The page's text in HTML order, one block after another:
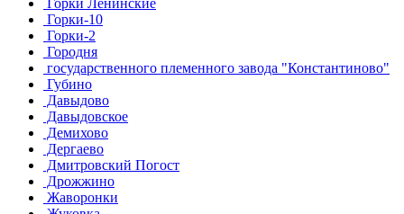
Горки-10
Горки-2
Городня
государственного племенного завода "Константиново"
Губино
Давыдово
Давыдовское
Демихово
Дергаево
Дмитровский Погост
Дрожжино
Жаворонки